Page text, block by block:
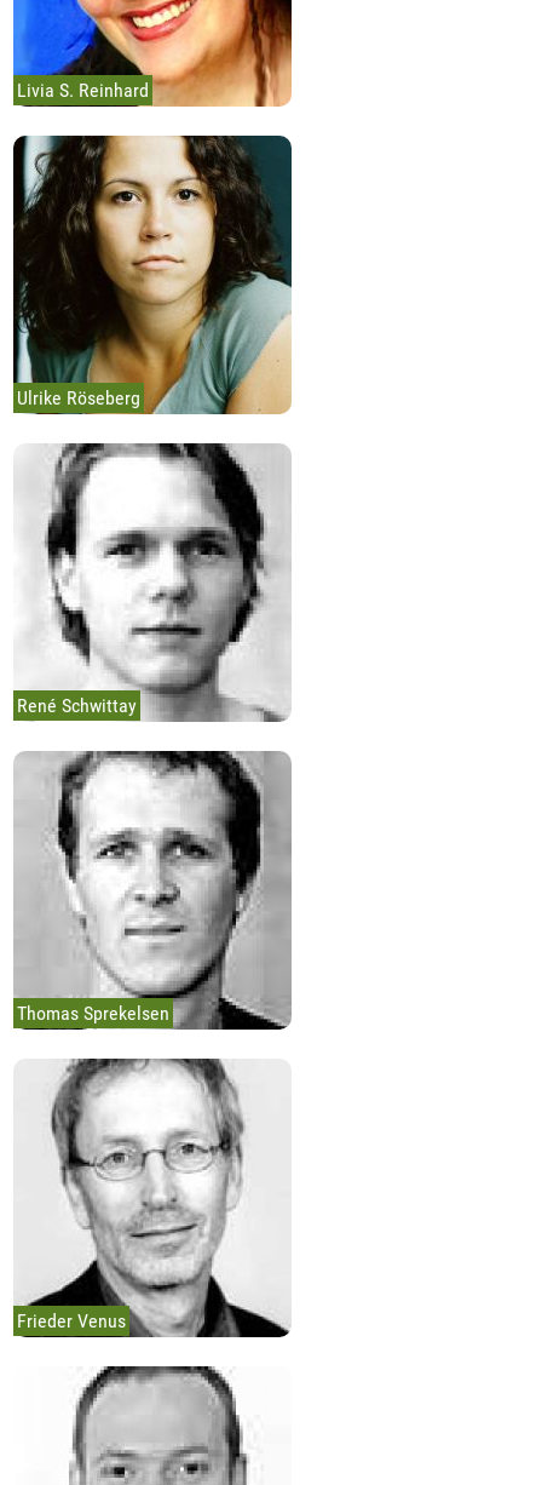
Livia S. Reinhard
Ulrike Röseberg
René Schwittay
Thomas Sprekelsen
Frieder Venus